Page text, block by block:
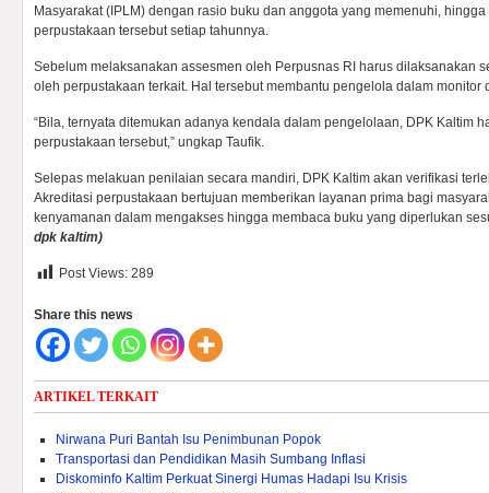
Masyarakat (IPLM) dengan rasio buku dan anggota yang memenuhi,
perpustakaan tersebut setiap tahunnya.
Sebelum melaksanakan assesmen oleh Perpusnas RI harus dilaksanakan
oleh perpustakaan terkait. Hal tersebut membantu pengelola dalam monitor
“Bila, ternyata ditemukan adanya kendala dalam pengelolaan, DPK Kaltim
perpustakaan tersebut,” ungkap Taufik.
Selepas melakuan penilaian secara mandiri, DPK Kaltim akan verifikasi
Akreditasi perpustakaan bertujuan memberikan layanan prima bagi
kenyamanan dalam mengakses hingga membaca buku yang diperlukan
dpk kaltim)
Post Views: 289
Share this news
ARTIKEL TERKAIT
Nirwana Puri Bantah Isu Penimbunan Popok
Transportasi dan Pendidikan Masih Sumbang Inflasi
Diskominfo Kaltim Perkuat Sinergi Humas Hadapi Isu Krisis